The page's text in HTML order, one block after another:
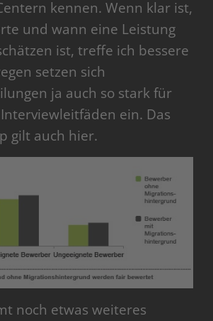
kennen. Wenn klar ist,
und wann eine Leistung
ist, treffe ich bessere
setzen sich
ja auch so stark für
ein. Das
gilt auch hier.
noch etwas weiteres